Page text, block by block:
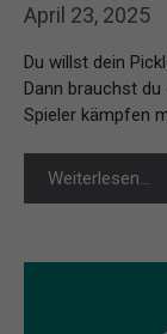
April 23, 2025
Du willst dein
Dann brauchst
Spieler kämpfen
Weiterlesen…